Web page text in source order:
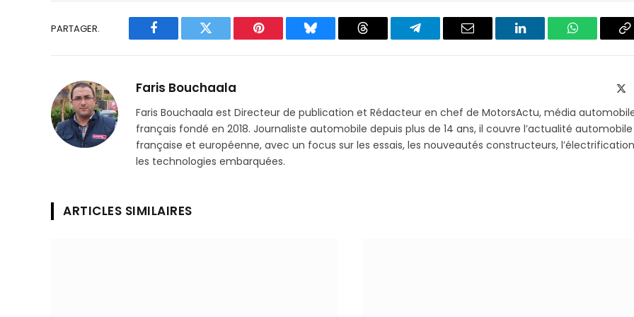
PARTAGER.
Facebook Twitter Pinterest Bluesky Threads
Partager
Email LinkedIn WhatsApp
Faris Bouchaala
Faris Bouchaala est Directeur de publication et Rédacteur en chef de MotorsActu, média
français fondé en 2018. Journaliste automobile depuis plus de 14 ans, il couvre l’actualité automobile
française et européenne, avec un focus sur les essais, les nouveautés constructeurs,
les technologies embarquées.
ARTICLES SIMILAIRES